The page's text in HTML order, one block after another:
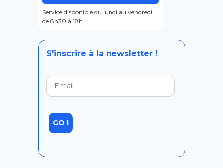
Service disponible du lundi au vendredi
de 8h30 à 18h
S'inscrire à la newsletter !